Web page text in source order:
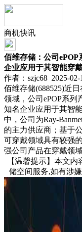
商机快讯
佰维存储：公司ePOP
企业应用于其智能穿
作者：szjc68 2025-
佰维存储(688525)近
领域，公司ePOP系列
知名企业应用于其智
中，公司为Ray-Banme
的主力供应商；基于
可穿戴领域具有较强
强公司产品在穿戴领
【温馨提示】本文
储空间服务,如有涉